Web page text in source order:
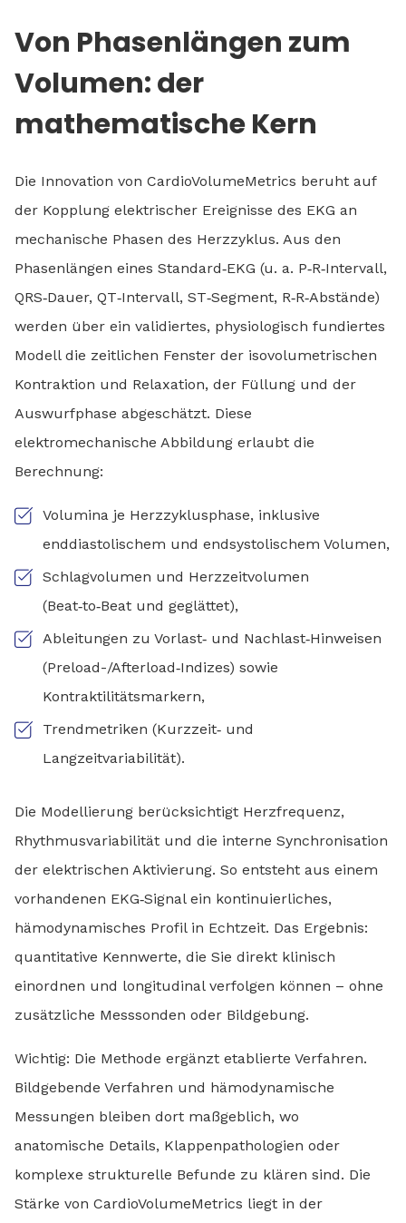
Von Phasenlängen zum
Volumen: der
mathematische Kern
Die Innovation von CardioVolumeMetrics beruht auf
der Kopplung elektrischer Ereignisse des EKG an
mechanische Phasen des Herzzyklus. Aus den
Phasenlängen eines Standard‑EKG (u. a. P‑R‑Intervall,
QRS‑Dauer, QT‑Intervall, ST‑Segment, R‑R‑Abstände)
werden über ein validiertes, physiologisch fundiertes
Modell die zeitlichen Fenster der isovolumetrischen
Kontraktion und Relaxation, der Füllung und der
Auswurfphase abgeschätzt. Diese
elektromechanische Abbildung erlaubt die
Berechnung:
Volumina je Herzzyklusphase, inklusive
enddiastolischem und endsystolischem Volumen,
Schlagvolumen und Herzzeitvolumen
(Beat‑to‑Beat und geglättet),
Ableitungen zu Vorlast‑ und Nachlast‑Hinweisen
(Preload-/Afterload‑Indizes) sowie
Kontraktilitätsmarkern,
Trendmetriken (Kurzzeit‑ und
Langzeitvariabilität).
Die Modellierung berücksichtigt Herzfrequenz,
Rhythmusvariabilität und die interne Synchronisation
der elektrischen Aktivierung. So entsteht aus einem
vorhandenen EKG‑Signal ein kontinuierliches,
hämodynamisches Profil in Echtzeit. Das Ergebnis:
quantitative Kennwerte, die Sie direkt klinisch
einordnen und longitudinal verfolgen können – ohne
zusätzliche Messsonden oder Bildgebung.
Wichtig: Die Methode ergänzt etablierte Verfahren.
Bildgebende Verfahren und hämodynamische
Messungen bleiben dort maßgeblich, wo
anatomische Details, Klappenpathologien oder
komplexe strukturelle Befunde zu klären sind. Die
Stärke von CardioVolumeMetrics liegt in der